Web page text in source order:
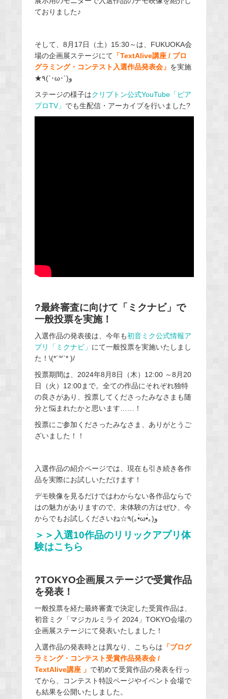
ておりました♪
そして、8月17日（土）15:30～は、FUKUOKA会
場の企画展ステージにて 「TextAlive講座 / プロ
グラミング・コンテスト入選作品発表会」 を実施
★٩(`･ω･´)و
ステージの様子はクリプトン公式YouTube「ピア
プロTV」 でも生配信・アーカイブを行いました?
?最終審査に向けて「ミクナビ」で
一般投票を実施！
入選作品の発表後は、今年も初音ミク公式情報ア
プリ「ミクナビ」 にて一般投票を実施いたしまし
た！ ‬\(*´꒳`* )/
投票期間は、2024年8月8日（木）12:00 ～8月20
日（火）12:00まで。全ての作品にそれぞれ独特
の良さがあり、投票してくださったみなさまも随
分と悩まれたかと思います……！
投票にご参加くださったみなさま、ありがとうご
ざいました！！
入選作品の紹介ページでは、現在も引き続き各作
品を実際にお試しいただけます！
デモ映像を見るだけではわからない各作品ならで
はの魅力がありますので、未体験の方はぜひ、今
からでもお試しくださいね☆٩(｡•̀ω•́｡)و
＞＞入選10作品のリリックアプリ体
験はこちら
?TOKYO企画展ステージで受賞作品
を発表！
一般投票を経た最終審査で決定した受賞作品は、
初音ミク「マジカルミライ 2024」TOKYO会場の
企画展ステージにて発表いたしました！
入選作品の発表時とは異なり、こちらは 「プログ
ラミング・コンテスト受賞作品発表会 /
TextAlive講座 」 で初めて受賞作品の発表を行っ
てから、コンテスト特設ページやイベント会場で
も結果を公開いたしました。